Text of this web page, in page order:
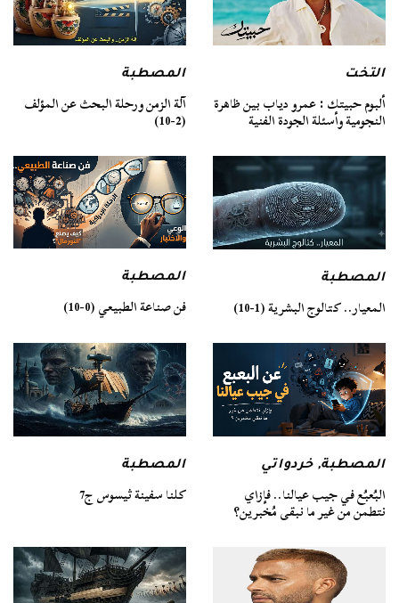
التخت
ألبوم حبيتك : عمرو دياب بين ظاهرة
النجومية وأسئلة الجودة الفنية
المصطبة
آلة الزمن ورحلة البحث عن المؤلف
(2-10)
المصطبة
المعيار.. كتالوج البشرية (1-10)
المصطبة
فن صناعة الطبيعي (0-10)
المصطبة,خردواتي
البُعبُع في جيب عيالنا.. فإزاي
نتطمن من غير ما نبقى مُخبرين؟
المصطبة
كلنا سفينة ثيسوس ج7